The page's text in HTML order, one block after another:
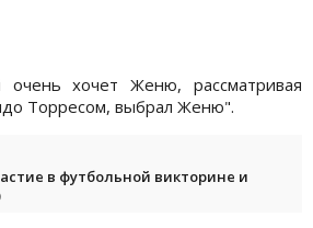
очень хочет Женю, рассматривая
Торресом, выбрал Женю".
в футбольной викторине и